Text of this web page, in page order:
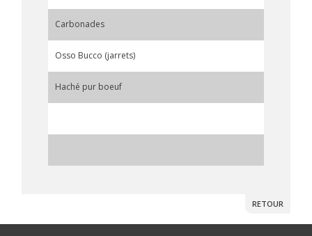
Carbonades
Osso Bucco (jarrets)
Haché pur boeuf
RETOUR